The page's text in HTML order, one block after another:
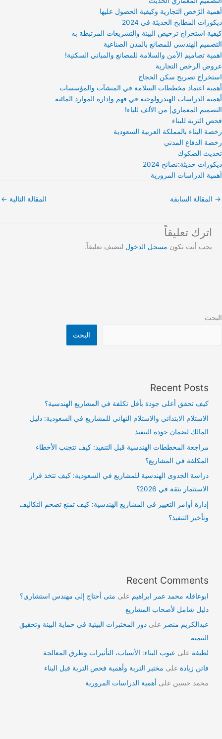
أهمية الرّخص التجارية وكيفية الحصول عليها
ديكورات المطابخ الحديثة في 2024
كيفية استخراج ترخيص البيئة والتشريعات المرتبطة به
التصميم الهندسي للمصانع بالمدن الصناعية
اهمية تصاميم الأمن والسلامة للمصانع والمباني السكنية!
عروض الرخص التجارية
استخراج تصريح سكن الحجاج
أهمية اعتماد مخططات السلامة في المنشآت والمؤسسات
أهمية الدراسات الهيدرولوجية في فهم وإدارة الموارد المائية
التصميم المعماري| من الألف للياء!
فحص التربة للبناء
رخصة البناء بالمملكة العربية السعودية
رخصة الدفاع المدني
تحديث الصكوك
ديكورات حديثة:نصائح 2024
أهمية الدراسات المرورية
→ المقالة السابقة المقالة التالية ←
اترك تعليقاً
يجب أنت تكون مسجل الدخول لتضيف تعليقاً.
البحث
البحث
Recent Posts
كيف تحقق أعلى جودة بأقل تكلفة في المشاريع الهندسية؟
الاستلام الابتدائي والاستلام النهائي للمشاريع في السعودية: دليل
المالك لضمان جودة التنفيذ
مراجعة المخططات الهندسية قبل التنفيذ: كيف تتجنب الأخطاء
المكلفة في المشاريع؟
دراسة الجدوى الهندسية للمشاريع في السعودية: كيف تتخذ قرار
الاستثمار بثقة في 2026؟
إدارة أوامر التغيير في المشاريع الهندسية: كيف تمنع تضخم التكاليف
وتأخير التنفيذ؟
Recent Comments
ابوعاقله محمد عمر ابراهيم على متى أحتاج إلى مهندس استشاري؟
دليل شامل لأصحاب المشاريع
عبدالكريم منصر علىدور المختبرات البيئية في حماية البيئة وتحقيق
التنمية
لطيفة على عيوب البناء: الأسباب، التأثيرات وطرق المعالجة
فاتن زيادة على مختبر التربة وأهمية فحص التربة قبل البناء
محمد حسين على أهمية الدراسات المرورية